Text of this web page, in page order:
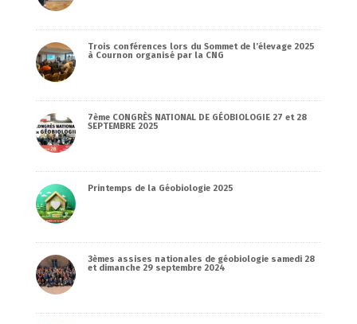
Trois conférences lors du Sommet de l’élevage 2025
à Cournon organisé par la CNG
7ème CONGRÈS NATIONAL DE GÉOBIOLOGIE 27 et 28
SEPTEMBRE 2025
Printemps de la Géobiologie 2025
3èmes assises nationales de géobiologie samedi 28
et dimanche 29 septembre 2024